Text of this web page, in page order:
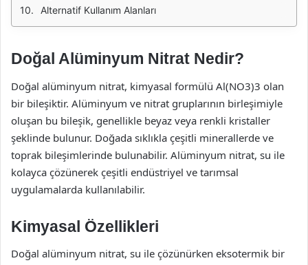
Alternatif Kullanım Alanları
Doğal Alüminyum Nitrat Nedir?
Doğal alüminyum nitrat, kimyasal formülü Al(NO3)3 olan
bir bileşiktir. Alüminyum ve nitrat gruplarının birleşimiyle
oluşan bu bileşik, genellikle beyaz veya renkli kristaller
şeklinde bulunur. Doğada sıklıkla çeşitli minerallerde ve
toprak bileşimlerinde bulunabilir. Alüminyum nitrat, su ile
kolayca çözünerek çeşitli endüstriyel ve tarımsal
uygulamalarda kullanılabilir.
Kimyasal Özellikleri
Doğal alüminyum nitrat, su ile çözünürken eksotermik bir